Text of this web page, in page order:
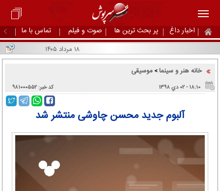
اخبار داغ پر بحث ترین ها صوت و فیلم تماس با ما
۱۸ مرداد ۱۴۰۵
خانه هنر و سینما> موسیقی
۱۸:۱۰ - ۰۲ دي ۱۳۹۸ کد خبر: ۹۸۱۰۰۰۵۵۲
آلبوم جدید محسن چاوشی منتشر شد